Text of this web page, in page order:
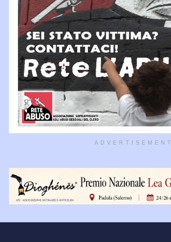
ADVERTISEMENT